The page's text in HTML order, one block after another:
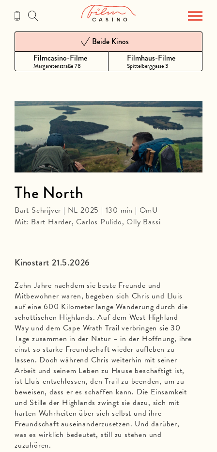
Inhalt
Filmcasino-Filme
Margaretenstraße 78
Beide Kinos
Filmhaus-Filme
Spittelberggasse 3
Kinostart 21.5.2026
Zehn Jahre nachdem sie beste Freunde und
Mitbewohner waren, begeben sich Chris und Lluis
auf eine 600 Kilometer lange Wanderung durch die
schottischen Highlands. Auf dem West Highland
Way und dem Cape Wrath Trail verbringen sie 30
Tage zusammen in der Natur – in der Hoffnung, ihre
einst so starke Freundschaft wieder aufleben zu
lassen. Doch während Chris weiterhin mit seiner
Arbeit und seinem Leben zu Hause beschäftigt ist,
ist Lluis entschlossen, den Trail zu beenden, um zu
beweisen, dass er es schaffen kann. Die Einsamkeit
und Stille der Highlands zwingt sie dazu, sich mit
harten Wahrheiten über sich selbst und ihre
Freundschaft auseinanderzusetzen. Und darüber,
was es wirklich bedeutet, still zu stehen und
zuzuhören.
The North
Bart Schrijver | NL 2025 | 130 min | OmU
Mit: Bart Harder, Carlos Pulido, Olly Bassi